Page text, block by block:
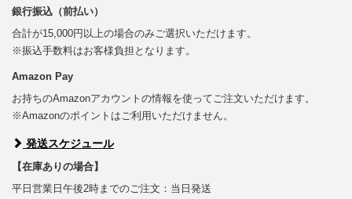
銀行振込（前払い）
合計が15,000円以上の場合のみご選択いただけます。
※振込手数料はお客様負担となります。
Amazon Pay
お持ちのAmazonアカウントの情報を使ってご注文いただけます。
※Amazonのポイントはご利用いただけません。
発送スケジュール
【在庫ありの場合】
平日営業日午後2時までのご注文：当日発送